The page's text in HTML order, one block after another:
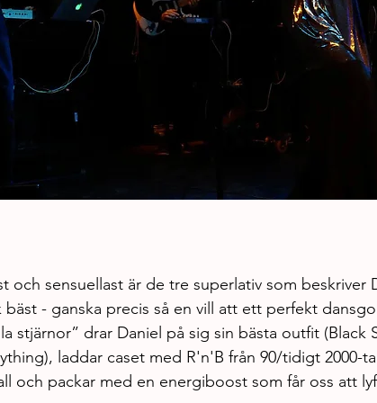
och sensuellast är de tre superlativ som beskriver
bäst - ganska precis så en vill att ett perfekt
stjärnor” drar Daniel på sig sin bästa outfit (Black
laddar caset med R'n'B från 90/tidigt 2000-
och packar med en energiboost som får oss att